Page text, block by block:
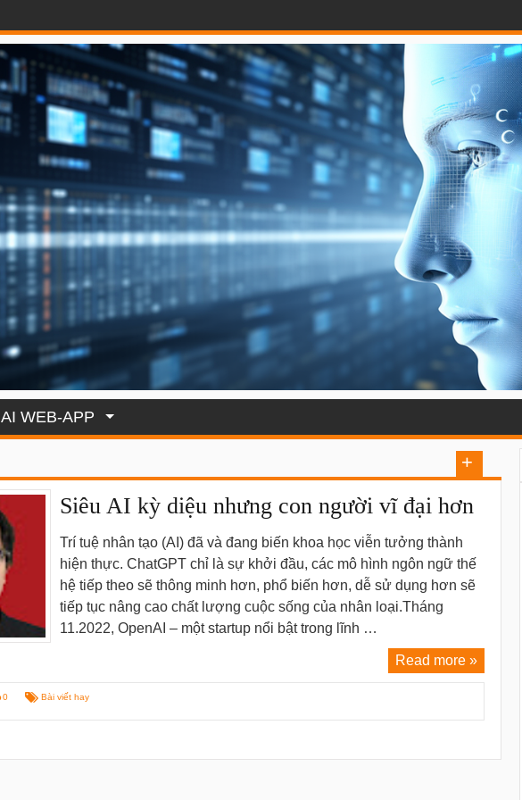
AI WEB-APP
Siêu AI kỳ diệu nhưng con người vĩ đại hơn
Trí tuệ nhân tạo (AI) đã và đang biến khoa học viễn tưởng thành
hiện thực. ChatGPT chỉ là sự khởi đầu, các mô hình ngôn ngữ thế
hệ tiếp theo sẽ thông minh hơn, phổ biến hơn, dễ sử dụng hơn sẽ
tiếp tục nâng cao chất lượng cuộc sống của nhân loại.Tháng
11.2022, OpenAI – một startup nổi bật trong lĩnh …
Read more »
0 Bài viết hay